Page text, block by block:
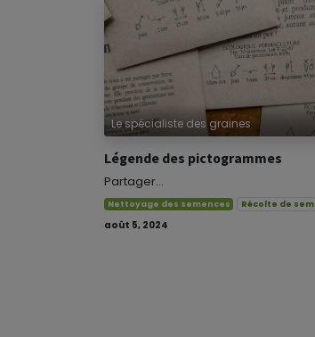
Le spécialiste des graines
Légende des pictogrammes
Partager...
Nettoyage des semences Récolte de
août 5, 2024